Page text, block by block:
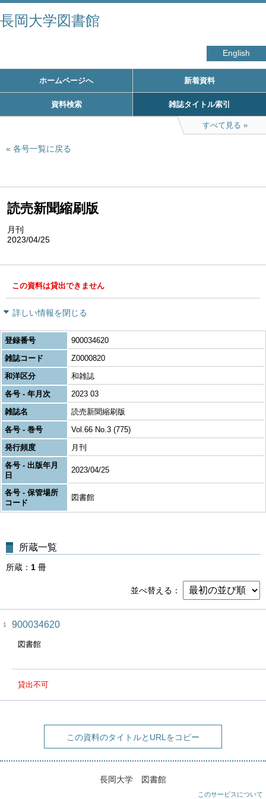
長岡大学図書館
English
ホームページへ 新着資料
資料検索 雑誌タイトル索引
すべて見る
各号一覧に戻る
読売新聞縮刷版
月刊
2023/04/25
この資料は貸出できません
詳しい情報を閉じる
登録番号
900034620
雑誌コード
Z0000820
和洋区分
和雑誌
各号 - 年月次
2023 03
雑誌名
読売新聞縮刷版
各号 - 巻号
Vol.66 No.3 (775)
発行頻度
月刊
各号 - 出版年月
日
2023/04/25
各号 - 保管場所
コード
図書館
所蔵一覧
所蔵 1 冊
並べ替える
1 900034620
図書館
貸出不可
この資料のタイトルとURLをコピー
長岡大学 図書館
このサービスについて